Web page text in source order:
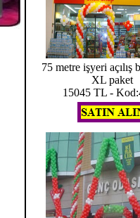
75 metre işyeri açılış
XL paket
15045 TL -